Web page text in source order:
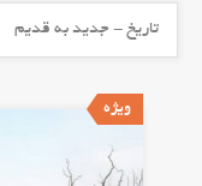
تاریخ - جدید به قدیم
ویژه